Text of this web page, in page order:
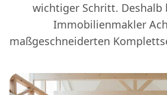
wichtiger Schritt. Deshalb
Immobilienmakler
maßgeschneiderten